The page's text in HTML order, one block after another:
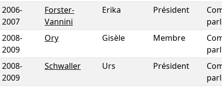
2006-
2007
Forster-
Vannini
Erika Président
2008-
2009
Ory Gisèle Membre
2008-
2009
Schwaller Urs Président